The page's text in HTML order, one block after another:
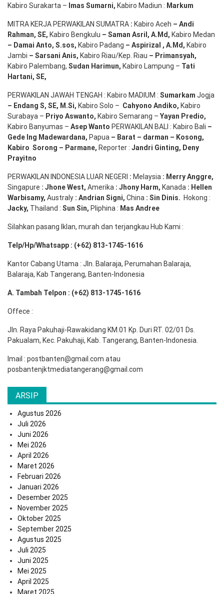
Kabiro Surakarta – Imas Sumarni, Kabiro Madiun : Markum
MITRA KERJA PERWAKILAN SUMATRA : Kabiro Aceh – Andi
Rahman, SE, Kabiro Bengkulu – Saman Asril , A.Md, Kabiro Medan
– Damai Anto, S.sos, Kabiro Padang – Aspirizal , A.Md, Kabiro
Jambi – Sarsani Anis, Kabiro Riau/Kep. Riau – Primansyah,
Kabiro Palembang, Sudan Harimun, Kabiro Lampung – Tati
Hartani, SE,
PERWAKILAN JAWAH TENGAH : Kabiro MADIUM : Sumarkam Jogja
– Endang S, SE, M.Si, Kabiro Solo – Cahyono Andiko, Kabiro
Surabaya – Priyo Aswanto, Kabiro Semarang – Yayan Predio,
Kabiro Banyumas – AsepWanto PERWAKILAN BALI : Kabiro Bali –
Gede Ing Madewardana, Papua – Barat – darman – Kosong,
Kabiro Sorong – Parmane, Reporter : Jandri Ginting, Deny
Prayitno
PERWAKILAN INDONESIA LUAR NEGERI : Melaysia : MerryAnggre,
Singapure : JhoneWest, Amerika : Jhony Harm, Kanada : Hellen
Warbisamy, Australy : Andrian Signi, China : Sin Dinis. Hokong :
Jacky, Thailand : Sun Sin, Pliphina : Mas Andree
Silahkan pasang Iklan, murah dan terjangkau Hub Kami :
Telp/Hp/Whatsapp : (+62) 813-1745-1616
Kantor Cabang Utama : Jln. Balaraja, Perumahan Balaraja,
Balaraja, Kab Tangerang, Banten-Indonesia
A. Tambah Telpon : (+62) 813-1745-1616
Offece :
Jln. Raya Pakuhaji-Rawakidang KM.01 Kp. Duri RT. 02/01 Ds.
Pakualam, Kec. Pakuhaji, Kab. Tangerang, Banten-Indonesia.
Imail : postbanten@gmail.com atau
posbantenjktmediatangerang@gmail.com
ARSIP
Agustus 2026
Juli 2026
Juni 2026
Mei 2026
April 2026
Maret 2026
Februari 2026
Januari 2026
Desember 2025
November 2025
Oktober 2025
September 2025
Agustus 2025
Juli 2025
Juni 2025
Mei 2025
April 2025
Maret 2025